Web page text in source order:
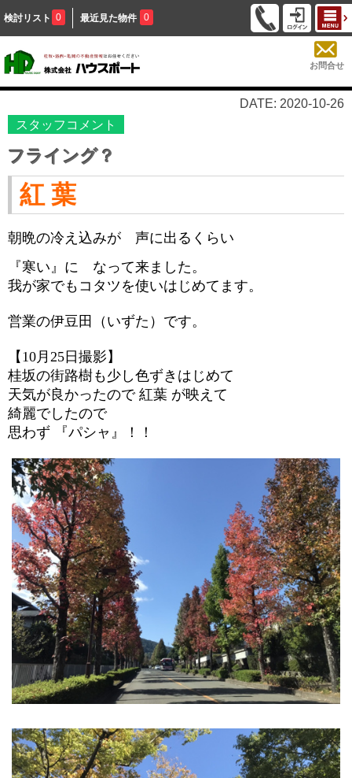
検討リスト 0 最近見た物件 0
お問合せ
DATE: 2020-10-26
スタッフコメント
フライング？
紅 葉
朝晩の冷え込みが 声に出るくらい
『寒い』に なって来ました。
我が家でもコタツを使いはじめてます。
営業の伊豆田（いずた）です。
【10 月25日撮影】
桂坂の街路樹も少し色ずきはじめて
天気が良かったので 紅葉 が映えて
綺麗でしたので
思わず 『パシャ』！！